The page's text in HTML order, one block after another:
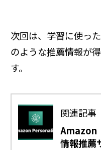
次回は、学習に使っ
のような推薦情報が
す。
関連記事
Amazon
情報推薦